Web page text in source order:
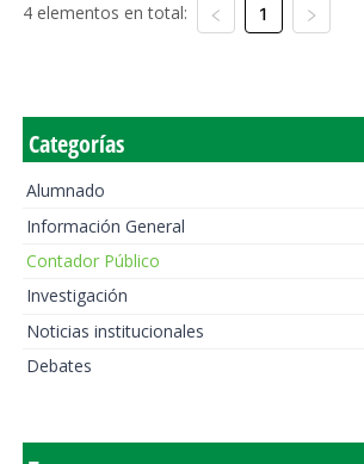
4 elementos en total: 1
Categorías
Alumnado
Información General
Contador Público
Investigación
Noticias institucionales
Debates